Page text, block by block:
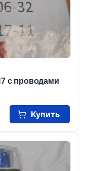
с проводами
Купить